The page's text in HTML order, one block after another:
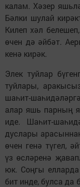
калам. Хәзер
Бәлки шулай
Килеп хәл
өчен дә әйбәт.
кенә кирәк.
Элек туйлар
туйлары,
шаһит-
алар яшь парның
иде. Шаһит-
дуслары
өчен генә түгел,
үз өсләренә
юк. Соңгы
бит инде, булса да